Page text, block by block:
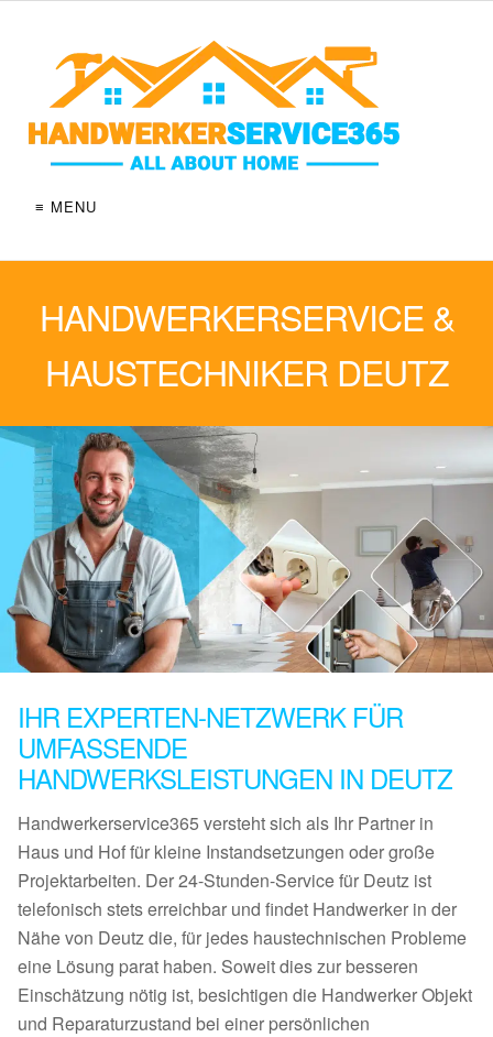
≡ MENU
HANDWERKERSERVICE &
HAUSTECHNIKER DEUTZ
IHR EXPERTEN-NETZWERK FÜR
UMFASSENDE
HANDWERKSLEISTUNGEN IN DEUTZ
Handwerkerservice365 versteht sich als Ihr Partner in
Haus und Hof für kleine Instandsetzungen oder große
Projektarbeiten. Der 24-Stunden-Service für Deutz ist
telefonisch stets erreichbar und findet Handwerker in der
Nähe von Deutz die, für jedes haustechnischen Probleme
eine Lösung parat haben. Soweit dies zur besseren
Einschätzung nötig ist, besichtigen die Handwerker Objekt
und Reparaturzustand bei einer persönlichen